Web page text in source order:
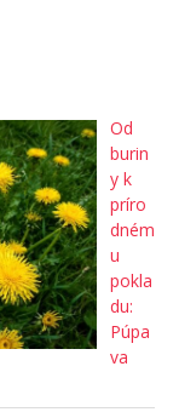
Od
burin
y k
príro
dném
u
pokla
du:
Púpa
va